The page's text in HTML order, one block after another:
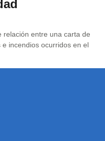
relación entre una carta de
incendios ocurridos en el